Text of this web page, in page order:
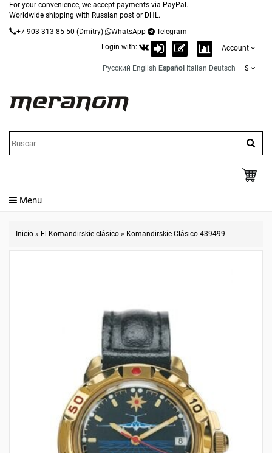
For your convenience, we accept payments via PayPal.
Worldwide shipping with Russian post or DHL.
+7-903-313-85-50 (Dmitry) WhatsApp
Telegram
Login with:
Account
Русский English Español Italian Deutsch $
Menu
Inicio » El Komandirskie clásico » Komandirskie Clásico 439499